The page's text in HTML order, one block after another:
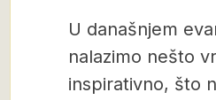
U današnjem
nalazimo nešto
inspirativno, što